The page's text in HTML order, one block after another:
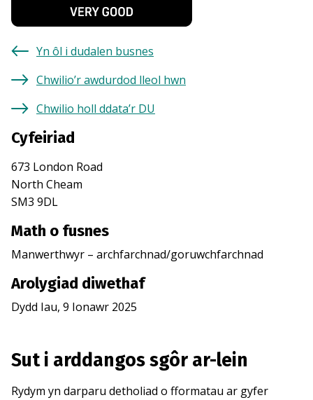
Yn ôl i dudalen busnes
Chwilio’r awdurdod lleol hwn
Chwilio holl ddata’r DU
Cyfeiriad
673 London Road
North Cheam
SM3 9DL
Math o fusnes
Manwerthwyr – archfarchnad/goruwchfarchnad
Arolygiad diwethaf
Dydd Iau, 9 Ionawr 2025
Sut i arddangos sgôr ar-lein
Rydym yn darparu detholiad o fformatau ar gyfer